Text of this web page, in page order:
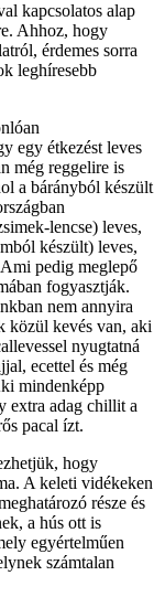
kapcsolatos alap
Ahhoz, hogy
érdemes sorra
leghíresebb
egy étkezést leves
még reggelire is
a bárányból készült
lencse) leves,
készült) leves,
pedig meglepő
fogyasztják.
nem annyira
közül kevés van, aki
nyugtatná
ecettel és még
mindenképp
extra adag chillit a
pacal ízt.
hogy
A keleti vidékeken
része és
a hús ott is
egyértelműen
számtalan